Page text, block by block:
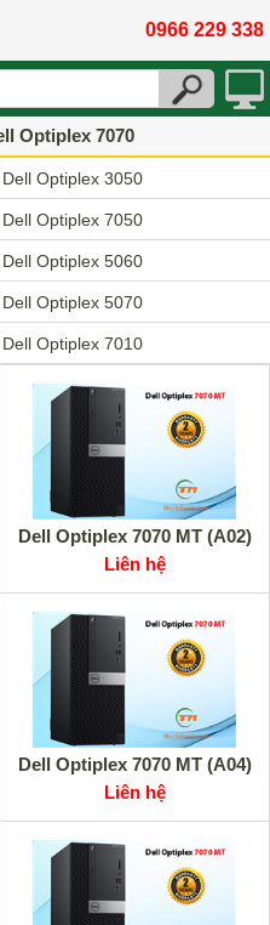
0966 229 338
Optiplex 7070
Dell Optiplex 3050
Dell Optiplex 7050
Dell Optiplex 5060
Dell Optiplex 5070
Dell Optiplex 7010
Dell Optiplex 7070 MT (A02)
Liên hệ
Dell Optiplex 7070 MT (A04)
Liên hệ